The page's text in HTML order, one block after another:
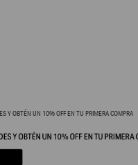
Y OBTÉN UN 10% OFF EN TU PRIMERA COMPRA